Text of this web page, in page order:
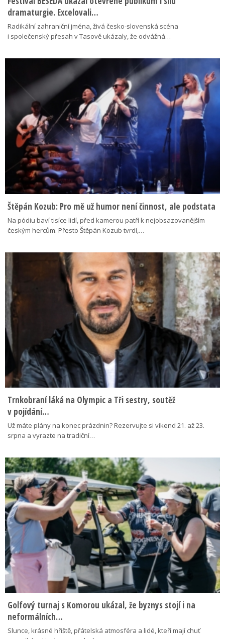
dramaturgie. Excelovali…
Radikální zahraniční jména, živá česko-slovenská scéna
i společenský přesah v Tasově ukázaly, že odvážná…
Štěpán Kozub: Pro mě už humor není činnost, ale podstata
Na pódiu baví tisíce lidí, před kamerou patří k nejobsazovanějším
českým hercům. Přesto Štěpán Kozub tvrdí,…
Trnkobraní láká na Olympic a Tři sestry, soutěž
v pojídání…
Už máte plány na konec prázdnin? Rezervujte si víkend 21. až 23.
srpna a vyrazte na tradiční…
Golfový turnaj s Komorou ukázal, že byznys stojí i na
neformálních…
Slunce, krásné hřiště, přátelská atmosféra a lidé, kteří mají chuť